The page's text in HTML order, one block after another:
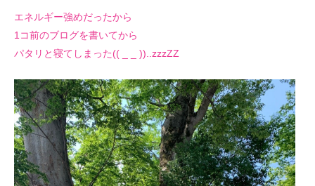
エネルギー強めだったから
1コ前のブログを書いてから
パタリと寝てしまった(( _ _ ))..zzzZZ